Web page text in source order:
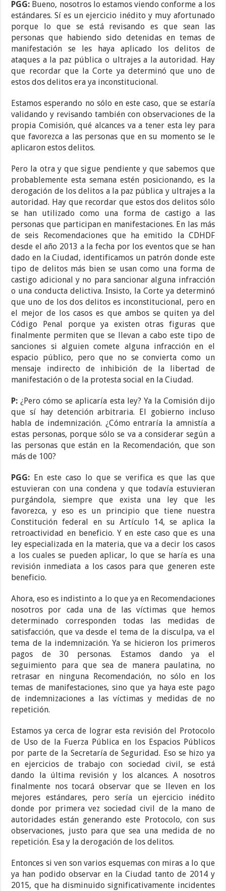
PGG: Bueno, nosotros lo estamos viendo conforme a los
estándares. Sí es un ejercicio inédito y muy afortunado
porque lo que se está revisando es que sean las
personas que habiendo sido detenidas en temas de
manifestación se les haya aplicado los delitos de
ataques a la paz pública o ultrajes a la autoridad. Hay
que recordar que la Corte ya determinó que uno de
estos dos delitos era ya inconstitucional.
Estamos esperando no sólo en este caso, que se estaría
validando y revisando también con observaciones de la
propia Comisión, qué alcances va a tener esta ley para
que favorezca a las personas que en su momento se le
aplicaron estos delitos.
Pero la otra y que sigue pendiente y que sabemos que
probablemente esta semana estén posicionando, es la
derogación de los delitos a la paz pública y ultrajes a la
autoridad. Hay que recordar que estos dos delitos sólo
se han utilizado como una forma de castigo a las
personas que participan en manifestaciones. En las más
de seis Recomendaciones que ha emitido la CDHDF
desde el año 2013 a la fecha por los eventos que se han
dado en la Ciudad, identificamos un patrón donde este
tipo de delitos más bien se usan como una forma de
castigo adicional y no para sancionar alguna infracción
o una conducta delictiva. Insisto, la Corte ya determinó
que uno de los dos delitos es inconstitucional, pero en
el mejor de los casos es que ambos se quiten ya del
Código Penal porque ya existen otras figuras que
finalmente permiten que se llevan a cabo este tipo de
sanciones si alguien comete alguna infracción en el
espacio público, pero que no se convierta como un
mensaje indirecto de inhibición de la libertad de
manifestación o de la protesta social en la Ciudad.
P:¿Pero cómo se aplicaría esta ley? Ya la Comisión dijo
que sí hay detención arbitraria. El gobierno incluso
habla de indemnización. ¿Cómo entraría la amnistía a
estas personas, porque sólo se va a considerar según a
las personas que están en la Recomendación, que son
más de 100?
PGG: En este caso lo que se verifica es que las que
estuvieran con una condena y que todavía estuvieran
purgándola, siempre que exista una ley que les
favorezca, y eso es un principio que tiene nuestra
Constitución federal en su Artículo 14, se aplica la
retroactividad en beneficio. Y en este caso que es una
ley especializada en la materia, que va a decir los casos
a los cuales se pueden aplicar, lo que se haría es una
revisión inmediata a los casos para que generen este
beneficio.
Ahora, eso es indistinto a lo que ya en Recomendaciones
nosotros por cada una de las víctimas que hemos
determinado corresponden todas las medidas de
satisfacción, que va desde el tema de la disculpa, va el
tema de la indemnización. Ya se hicieron los primeros
pagos de 30 personas. Estamos dando ya el
seguimiento para que sea de manera paulatina, no
retrasar en ninguna Recomendación, no sólo en los
temas de manifestaciones, sino que ya haya este pago
de indemnizaciones a las víctimas y medidas de no
repetición.
Estamos ya cerca de lograr esta revisión del Protocolo
de Uso de la Fuerza Pública en los Espacios Públicos
por parte de la Secretaría de Seguridad. Eso se hizo ya
en ejercicios de trabajo con sociedad civil, se está
dando la última revisión y los alcances. A nosotros
finalmente nos tocará observar que se lleven en los
mejores estándares, pero sería un ejercicio inédito
donde por primera vez sociedad civil de la mano de
autoridades están generando este Protocolo, con sus
observaciones, justo para que sea una medida de no
repetición. Esa y la derogación de los delitos.
Entonces si ven son varios esquemas con miras a lo que
ya han podido observar en la Ciudad tanto de 2014 y
2015, que ha disminuido significativamente incidentes